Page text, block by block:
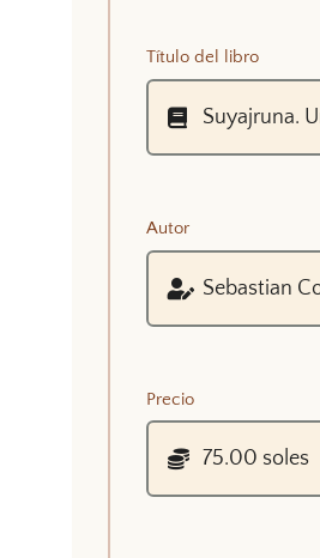
Título del libro
Autor
Precio